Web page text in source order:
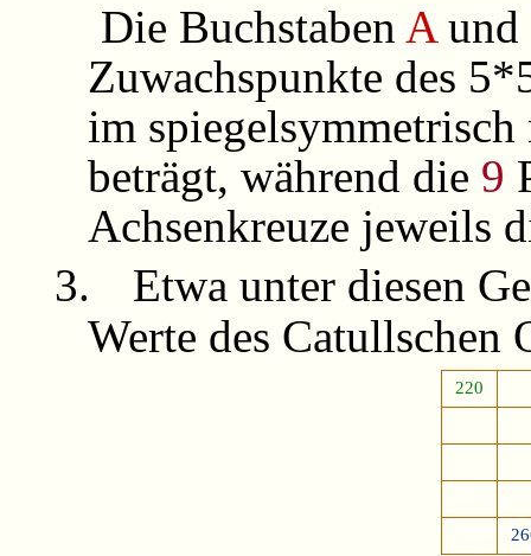
Die Buchstaben Aund
Zuwachspunkte des
im
beträgt, während die 9
Achsenkreuze jeweils
3.
Etwa unter diesen
Werte des Catullschen
220